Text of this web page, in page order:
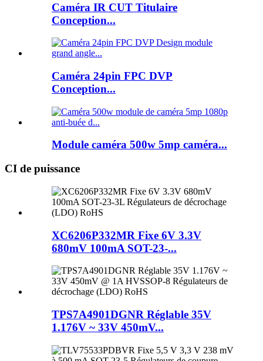
Caméra IR CUT Titulaire
Conception...
Caméra 24pin FPC DVP
Conception...
Module caméra 500w 5mp caméra...
CI de puissance
XC6206P332MR Fixe 6V 3.3V
680mV 100mA SOT-23-...
TPS7A4901DGNR Réglable 35V
1.176V ~ 33V 450mV...